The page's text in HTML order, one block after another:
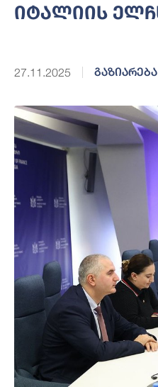
იტალიის
27.11.2025 გაზიარება